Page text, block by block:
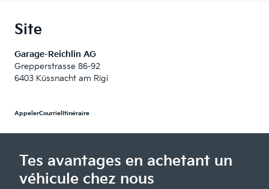
Site
Garage-Reichlin AG
Grepperstrasse 86-92
6403 Küssnacht am Rigi
AppelerCourriel Itinéraire
Tes avantages en achetant un
véhicule chez nous